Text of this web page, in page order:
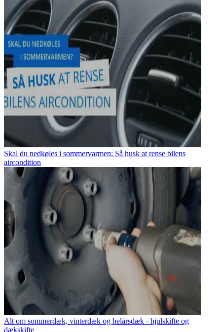
Skal du nedkøles i sommervarmen: Så husk at rense bilens
aircondition
Alt om sommerdæk, vinterdæk og helårsdæk - hjulskifte og
dækskifte